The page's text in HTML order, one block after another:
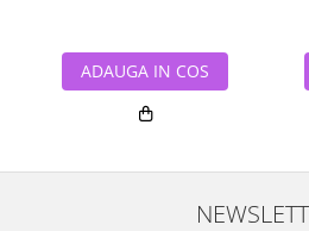
ADAUGA IN COS